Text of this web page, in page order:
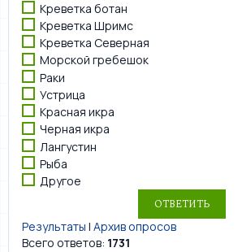
Креветка ботан
Креветка Шримс
Креветка Северная
Морской гребешок
Раки
Устрица
Красная икра
Черная икра
Лангустин
Рыба
Другое
Результаты | Архив опросов
Всего ответов: 1731